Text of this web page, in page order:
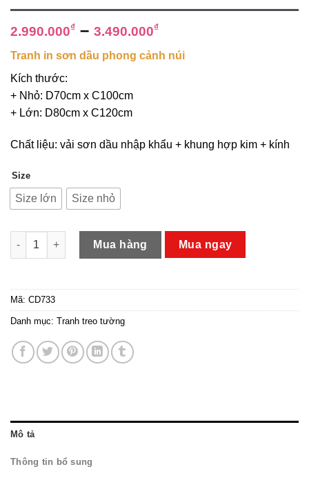
2.990.000₫ – 3.490.000₫
Tranh in sơn dầu phong cảnh núi
Kích thước:
+ Nhỏ: D70cm x C100cm
+ Lớn: D80cm x C120cm
Chất liệu: vải sơn dầu nhập khẩu + khung hợp kim + kính
Size
Size lớn Size nhỏ
Tranh in sơn dầu phong cảnh núi sang trọng số lượng
Mua hàng Mua ngay
Mã: CD733
Danh mục: Tranh treo tường
Mô tả
Thông tin bổ sung